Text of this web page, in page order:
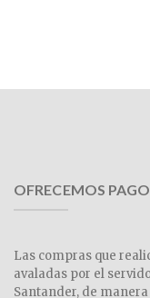
OFRECEMOS
Las compras que
avaladas por el
Santander, de